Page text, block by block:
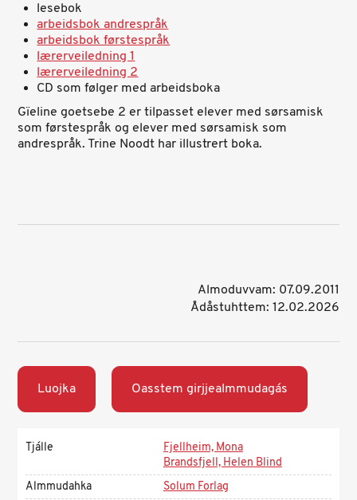
lesebok
arbeidsbok andrespråk
arbeidsbok førstespråk
lærerveiledning 1
lærerveiledning 2
CD som følger med arbeidsboka
Gïeline goetsebe 2 er tilpasset elever med sørsamisk
som førstespråk og elever med sørsamisk som
andrespråk. Trine Noodt har illustrert boka.
Almoduvvam: 07.09.2011
Ådåstuhttem: 12.02.2026
Luojka Oasstem girjjealmmudagás
Tjálle
Fjellheim, Mona
Brandsfjell, Helen Blind
Almmudahka
Solum Forlag